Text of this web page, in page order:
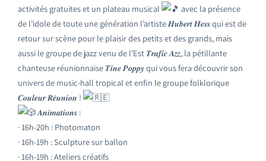
activités gratuites et un plateau musical
avec la présence
de l’idole de toute une génération l’artiste 𝑯𝒖𝒃𝒆𝒓𝒕 𝑯𝒆𝒔𝒔 qui est de
retour sur scène pour le plaisir des petits et des grands, mais
aussi le groupe de jazz venu de l’Est 𝑻𝒓𝒂𝒇𝒊𝒄 𝑨𝒛𝒛, la pétillante
chanteuse réunionnaise 𝑻𝒊𝒏𝒆 𝑷𝒐𝒑𝒑𝒚 qui vous fera découvrir son
univers de music-hall tropical et enfin le groupe folklorique
𝑪𝒐𝒖𝒍𝒆𝒖𝒓 𝑹𝒆́𝒖𝒏𝒊𝒐𝒏 !
𝑨𝒏𝒊𝒎𝒂𝒕𝒊𝒐𝒏𝒔 :
· 16h-20h : Photomaton
· 16h-19h : Sculpture sur ballon
· 16h-19h : Ateliers créatifs